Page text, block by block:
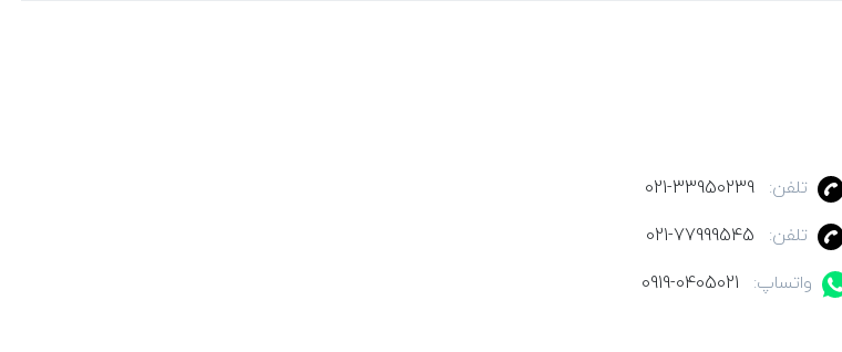
تلفن:
021-33950239
تلفن:
021-77999545
واتساپ:
0919-0405021